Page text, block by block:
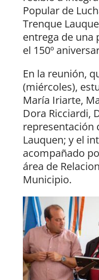
Popular de
Trenque
entrega de una
el 150º
En la reunión,
(miércoles),
María Iriarte,
Dora Ricciardi,
representación
Lauquen; y el
acompañado
área de
Municipio.